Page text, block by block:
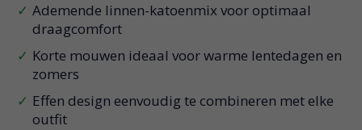
Ademende linnen-katoenmix voor optimaal
draagcomfort
Korte mouwen ideaal voor warme lentedagen en
zomers
Effen design eenvoudig te combineren met elke
outfit